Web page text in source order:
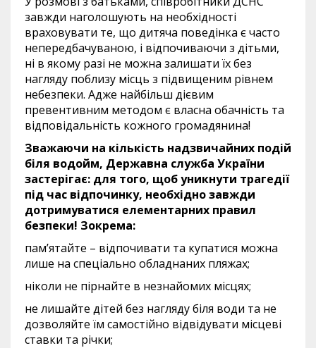
завжди наголошують на необхідності
враховувати те, що дитяча поведінка є часто
непередбачуваною, і відпочиваючи з дітьми,
ні в якому разі не можна залишати їх без
нагляду поблизу місць з підвищеним рівнем
небезпеки. Адже найбільш дієвим
превентивним методом є власна обачність та
відповідальність кожного громадянина!
Зважаючи на кількість надзвичайних подій
біля водойм, Державна служба України
застерігає: для того, щоб уникнути трагедії
під час відпочинку, необхідно завжди
дотримуватися елементарних правил
безпеки! Зокрема:
пам’ятайте – відпочивати та купатися можна
лише на спеціально обладнаних пляжах;
ніколи не пірнайте в незнайомих місцях;
не лишайте дітей без нагляду біля води та не
дозволяйте їм самостійно відвідувати місцеві
ставки та річки;